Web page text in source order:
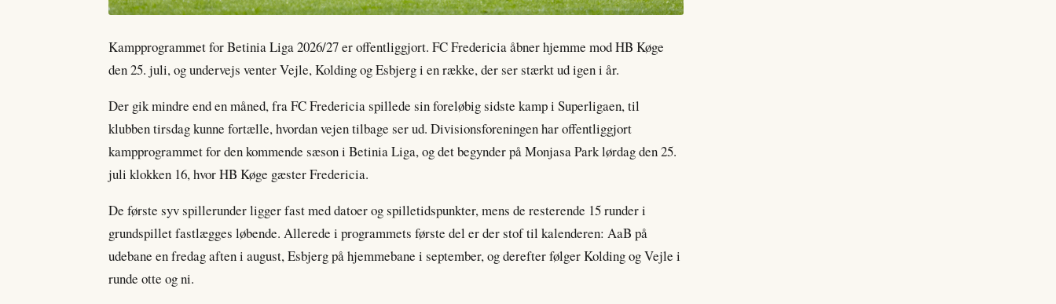
Kampprogrammet for Betinia Liga 2026/27 er offentliggjort. FC Fredericia åbner hjemme mod HB Køge
den 25. juli, og undervejs venter Vejle, Kolding og Esbjerg i en række, der ser stærkt ud igen i år.
Der gik mindre end en måned, fra FC Fredericia spillede sin foreløbig sidste kamp i Superligaen, til
klubben tirsdag kunne fortælle, hvordan vejen tilbage ser ud. Divisionsforeningen har offentliggjort
kampprogrammet for den kommende sæson i Betinia Liga, og det begynder på Monjasa Park lørdag den 25.
juli klokken 16, hvor HB Køge gæster Fredericia.
De første syv spillerunder ligger fast med datoer og spilletidspunkter, mens de resterende 15 runder i
grundspillet fastlægges løbende. Allerede i programmets første del er der stof til kalenderen: AaB på
udebane en fredag aften i august, Esbjerg på hjemmebane i september, og derefter følger Kolding og Vejle i
runde otte og ni.